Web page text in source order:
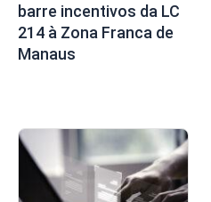
barre incentivos da LC
214 à Zona Franca de
Manaus